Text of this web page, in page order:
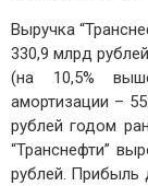
Выручка
330,9 млрд
(на 10,5%
амортизации –
рублей годом
“Транснефти”
рублей. Прибыль